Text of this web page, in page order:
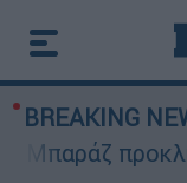
BREAKING